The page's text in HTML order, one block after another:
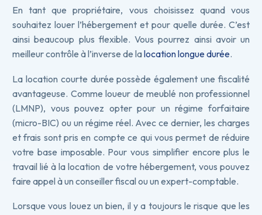
En tant que propriétaire, vous choisissez quand vous
souhaitez louer l’hébergement et pour quelle durée. C’est
ainsi beaucoup plus flexible. Vous pourrez ainsi avoir un
meilleur contrôle à l’inverse de lalocation longue durée.
La location courte durée possède également une fiscalité
avantageuse. Comme loueur de meublé non professionnel
(LMNP), vous pouvez opter pour un régime forfaitaire
(micro-BIC) ou un régime réel. Avec ce dernier, les charges
et frais sont pris en compte ce qui vous permet de réduire
votre base imposable. Pour vous simplifier encore plus le
travail lié à la location de votre hébergement, vous pouvez
faire appel à un conseiller fiscal ou un expert-comptable.
Lorsque vous louez un bien, il y a toujours le risque que les